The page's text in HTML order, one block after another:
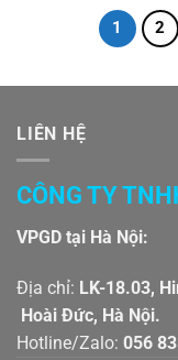
1 2
LIÊN HỆ
CÔNG TY
VPGD tại Hà Nội:
Địa chỉ: LK-
Hoài Đức, Hà Nội.
Hotline/Zalo: 056